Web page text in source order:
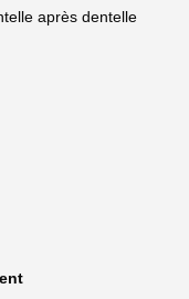
après dentelle